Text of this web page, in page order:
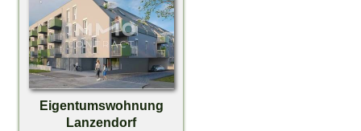
Eigentumswohnung
Lanzendorf